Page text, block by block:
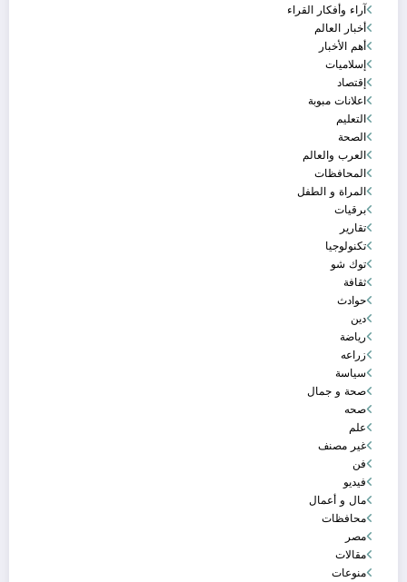
آراء وأفكار القراء
أخبار العالم
أهم الأخبار
إسلاميات
إقتصاد
اعلانات مبوبة
التعليم
الصحة
العرب والعالم
المحافظات
المراة و الطفل
برقيات
تقارير
تكنولوجيا
توك شو
ثقافة
حوادث
دين
رياضة
زراعه
سياسة
صحة و جمال
صحه
علم
غير مصنف
فن
فيديو
مال و أعمال
محافظات
مصر
مقالات
منوعات